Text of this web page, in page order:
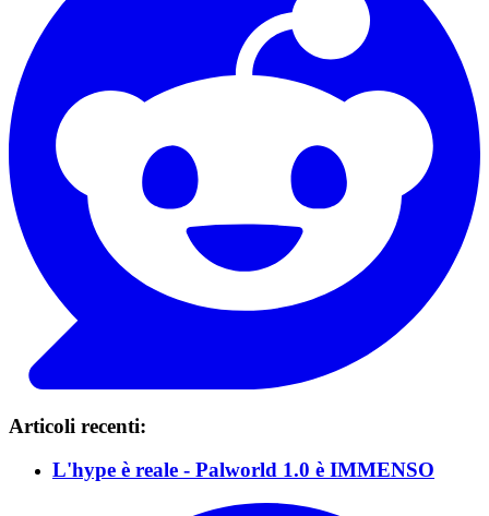
Articoli recenti:
L'hype è reale - Palworld 1.0 è IMMENSO